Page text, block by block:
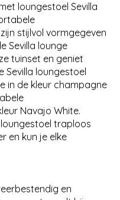
loungestoel Sevilla
stijlvol vormgegeven
Sevilla lounge
tuinset en geniet
Sevilla loungestoel
in de kleur champagne
Navajo White.
traploos
en kun je elke
en